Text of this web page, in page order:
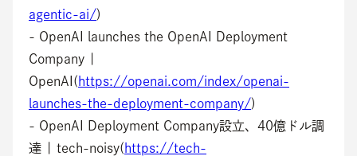
agentic-ai/)
- OpenAI launches the OpenAI Deployment
Company |
OpenAI( https://openai.com/index/openai-
launches-the-deployment-company/)
- OpenAI Deployment Company設立、40億ドル調
達 | tech-noisy( https://tech-